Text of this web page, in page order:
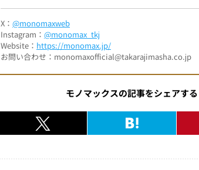
X： @monomaxweb
Instagram： @monomax_tkj
Website： https://monomax.jp/
お問い合わせ：monomaxofficial@takarajimasha.co.jp
モノマックスの記事をシェアする